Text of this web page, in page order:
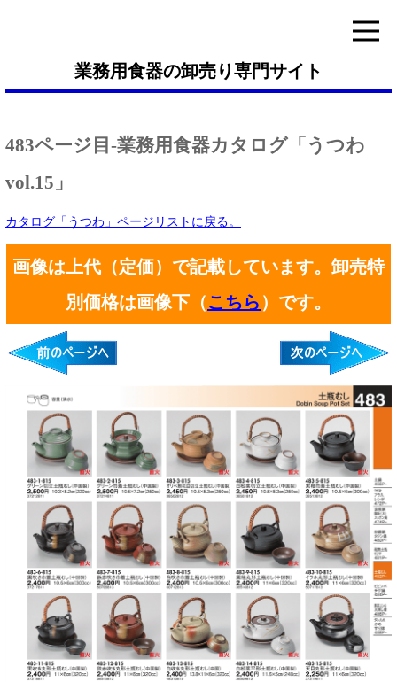
業務用食器の卸売り専門サイト
483ページ目-業務用食器カタログ「うつわ
vol.15」
カタログ「うつわ」ページリストに戻る。
画像は上代（定価）で記載しています。卸売特
別価格は画像下（こちら ）です。